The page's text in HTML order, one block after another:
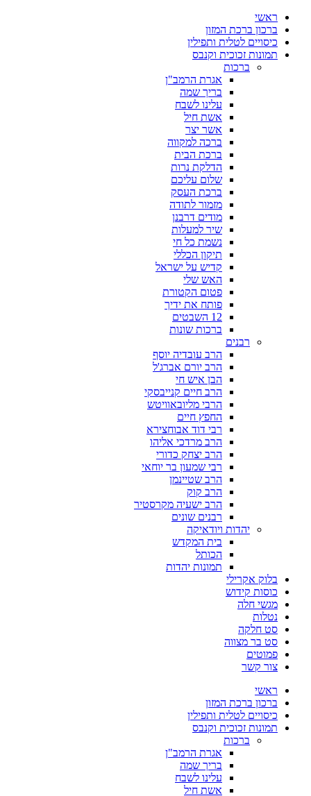
ראשי
ברכון ברכת המזון
כיסויים לטלית ותפילין
תמונות זכוכית וקנבס
ברכות
אגרת הרמב"ן
בריך שמה
עלינו לשבח
אשת חיל
אשר יצר
ברכה למקווה
ברכת הבית
הדלקת נרות
שלום עליכם
ברכת העסק
מזמור לתודה
מודים דרבנן
שיר למעלות
נשמת כל חי
תיקון הכללי
קדיש על ישראל
האש שלי
פטום הקטורת
פותח את ידיך
12 השבטים
ברכות שונות
רבנים
הרב עובדיה יוסף
הרב יורם אברג'ל
הבן איש חי
הרב חיים קנייבסקי
הרבי מליובאוויטש
החפץ חיים
רבי דוד אבוחצירא
הרב מרדכי אליהו
הרב יצחק כדורי
רבי שמעון בר יוחאי
הרב שטיינמן
הרב קוק
הרב ישעיה מקרסטיר
רבנים שונים
יהדות ויודאיקה
בית המקדש
הכותל
תמונות יהדות
בלוק אקרילי
כוסות קידוש
מגשי חלה
נטלות
סט חלקה
סט בר מצווה
פמוטים
צור קשר
ראשי
ברכון ברכת המזון
כיסויים לטלית ותפילין
תמונות זכוכית וקנבס
ברכות
אגרת הרמב"ן
בריך שמה
עלינו לשבח
אשת חיל